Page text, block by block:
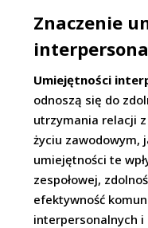
Znaczenie
Umiejętności
odnoszą się do
utrzymania relacji
życiu zawodowym,
umiejętności te
zespołowej,
efektywność
interpersonalnych i